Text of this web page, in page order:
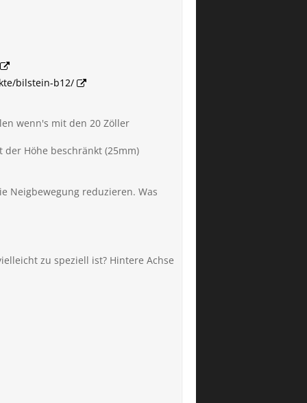
bilstein-b12/
wenn's mit den 20 Zöller
Höhe beschränkt (25mm)
Neigbewegung reduzieren. Was
zu speziell ist? Hintere Achse